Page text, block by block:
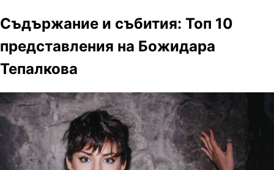
Съдържание и събития: Топ 10
представления на Божидара
Тепалкова